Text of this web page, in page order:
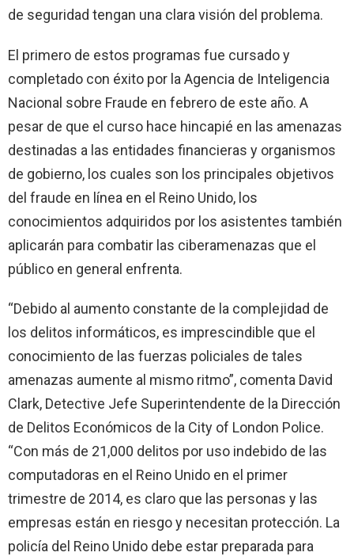
de seguridad tengan una clara visión del problema.
El primero de estos programas fue cursado y
completado con éxito por la Agencia de Inteligencia
Nacional sobre Fraude en febrero de este año. A
pesar de que el curso hace hincapié en las amenazas
destinadas a las entidades financieras y organismos
de gobierno, los cuales son los principales objetivos
del fraude en línea en el Reino Unido, los
conocimientos adquiridos por los asistentes también
aplicarán para combatir las ciberamenazas que el
público en general enfrenta.
“Debido al aumento constante de la complejidad de
los delitos informáticos, es imprescindible que el
conocimiento de las fuerzas policiales de tales
amenazas aumente al mismo ritmo”, comenta David
Clark, Detective Jefe Superintendente de la Dirección
de Delitos Económicos de la City of London Police.
“Con más de 21,000 delitos por uso indebido de las
computadoras en el Reino Unido en el primer
trimestre de 2014, es claro que las personas y las
empresas están en riesgo y necesitan protección. La
policía del Reino Unido debe estar preparada para